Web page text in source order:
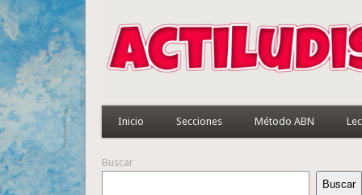
Inicio Secciones Método ABN
Buscar
Buscar